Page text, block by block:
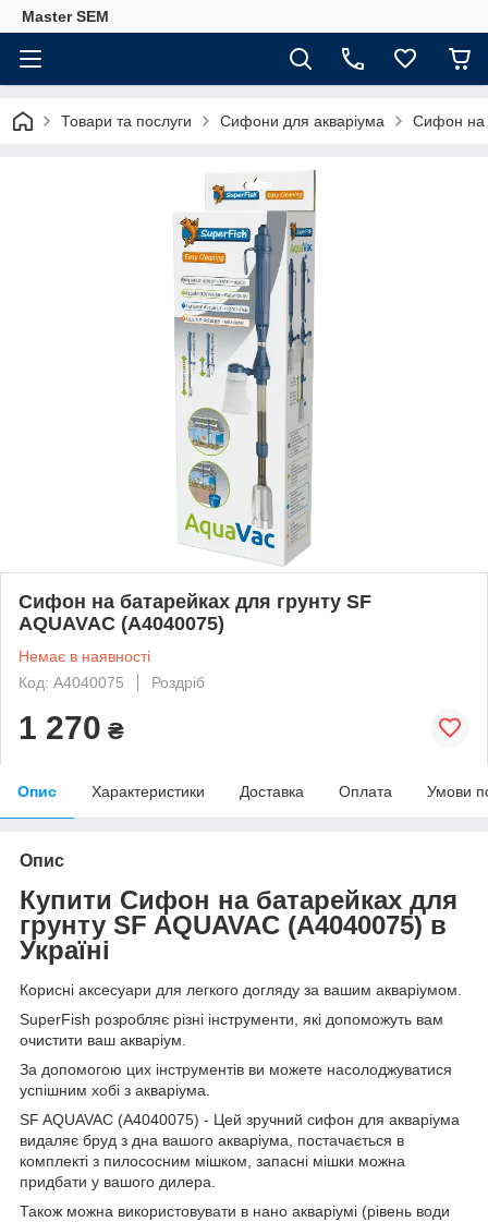
Master SEM
Товари та послуги Сифони для акваріума Сифон на
Сифон на батарейках для грунту SF
AQUAVAC (A4040075)
Немає в наявності
Код: A4040075
Роздріб
1 270 ₴
Опис Характеристики Доставка Оплата Умови
Опис
Купити Сифон на батарейках для
грунту SF AQUAVAC (A4040075) в
Україні
Корисні аксесуари для легкого догляду за вашим акваріумом.
SuperFish розробляє різні інструменти, які допоможуть вам
очистити ваш акваріум.
За допомогою цих інструментів ви можете насолоджуватися
успішним хобі з акваріума.
SF AQUAVAC (A4040075) - Цей зручний сифон для акваріума
видаляє бруд з дна вашого акваріума, постачається в
комплекті з пилососним мішком, запасні мішки можна
придбати у вашого дилера.
Також можна використовувати в нано акваріумі (рівень води